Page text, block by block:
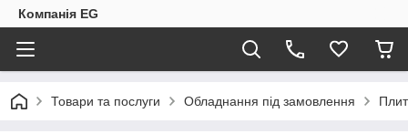
Компанія EG
Товари та послуги Обладнання під замовлення